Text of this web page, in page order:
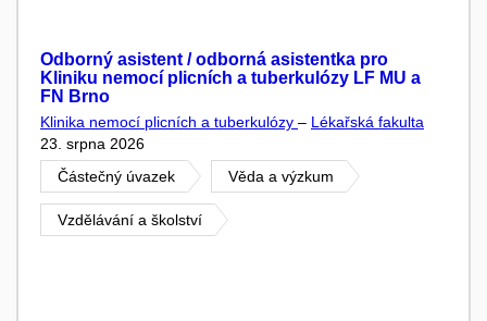
Odborný asistent / odborná asistentka pro
Kliniku nemocí plicních a tuberkulózy LF MU a
FN Brno
Klinika nemocí plicních a tuberkulózy – Lékařská fakulta
23. srpna 2026
Částečný úvazek
Věda a výzkum
Vzdělávání a školství